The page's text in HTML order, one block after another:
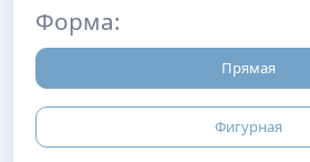
Форма:
Прямая
Фигурная